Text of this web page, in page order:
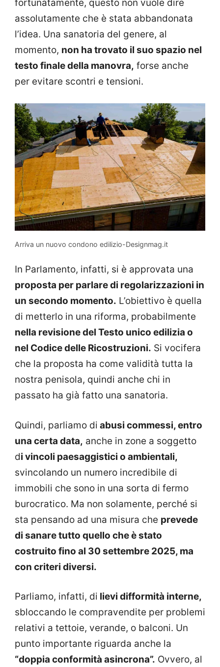
fortunatamente, questo non vuole dire
assolutamente che è stata abbandonata
l’idea. Una sanatoria del genere, al
momento, non ha trovato il suo spazio nel
testo finale della manovra, forse anche
per evitare scontri e tensioni.
Arriva un nuovo condono edilizio-Designmag.it
In Parlamento, infatti, si è approvata una
proposta per parlare di regolarizzazioni in
un secondo momento. L’obiettivo è quella
di metterlo in una riforma, probabilmente
nella revisione del Testo unico edilizia o
nel Codice delle Ricostruzioni. Si vocifera
che la proposta ha come validità tutta la
nostra penisola, quindi anche chi in
passato ha già fatto una sanatoria.
Quindi, parliamo di abusi commessi, entro
una certa data, anche in zone a soggetto
di vincoli paesaggistici o ambientali,
svincolando un numero incredibile di
immobili che sono in una sorta di fermo
burocratico. Ma non solamente, perché si
sta pensando ad una misura che prevede
di sanare tutto quello che è stato
costruito fino al 30 settembre 2025, ma
con criteri diversi.
Parliamo, infatti, di lievi difformità interne,
sbloccando le compravendite per problemi
relativi a tettoie, verande, o balconi. Un
punto importante riguarda anche la
“doppia conformità asincrona”. Ovvero, al